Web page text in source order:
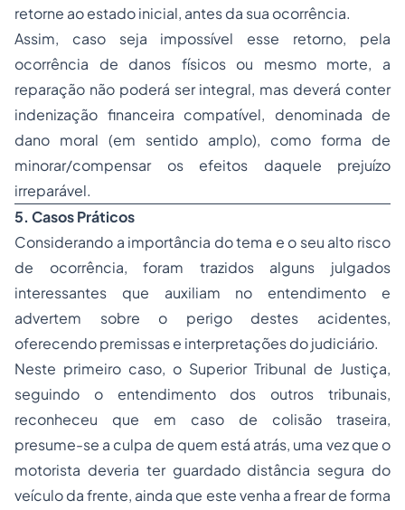
retorne ao estado inicial, antes da sua ocorrência.
Assim, caso seja impossível esse retorno, pela
ocorrência de danos físicos ou mesmo morte, a
reparação não poderá ser integral, mas deverá conter
indenização financeira compatível, denominada de
dano moral (em sentido amplo), como forma de
minorar/compensar os efeitos daquele prejuízo
irreparável.
5. Casos Práticos
Considerando a importância do tema e o seu alto risco
de ocorrência, foram trazidos alguns julgados
interessantes que auxiliam no entendimento e
advertem sobre o perigo destes acidentes,
oferecendo premissas e interpretações do judiciário.
Neste primeiro caso, o Superior Tribunal de Justiça,
seguindo o entendimento dos outros tribunais,
reconheceu que em caso de colisão traseira,
presume-se a culpa de quem está atrás, uma vez que o
motorista deveria ter guardado distância segura do
veículo da frente, ainda que este venha a frear de forma